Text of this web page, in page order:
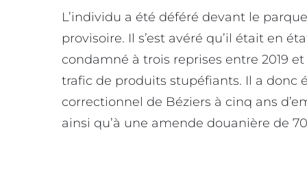
L’individu a été déféré devant le
provisoire. Il s’est avéré qu’il était en
condamné à trois reprises entre 2019
trafic de produits stupéfiants. Il a donc
correctionnel de Béziers à cinq ans
ainsi qu’à une amende douanière de